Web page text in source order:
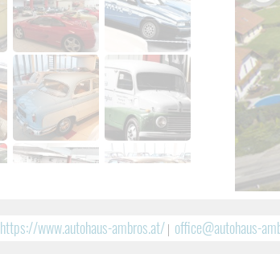
https://www.autohaus-ambros.at/| office@autohaus-